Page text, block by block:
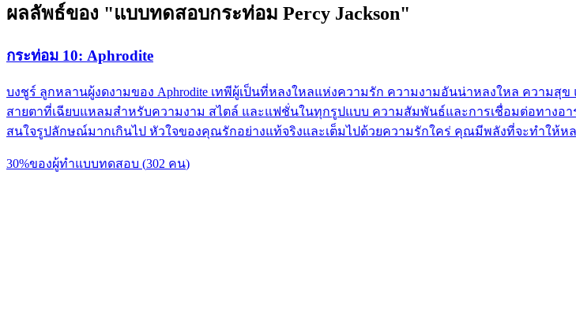
ผลลัพธ์ของ "แบบทดสอบกระท่อม Percy Jackson"
กระท่อม 10: Aphrodite
บงชูร์ ลูกหลานผู้งดงามของ Aphrodite เทพีผู้เป็นที่หลงใหลแห่งความรัก ความงามอันน่าหลงใหล ความ
สายตาที่เฉียบแหลมสำหรับความงาม สไตล์ และแฟชั่นในทุกรูปแบบ ความสัมพันธ์และการเชื่อมต่อทา
สนใจรูปลักษณ์มากเกินไป หัวใจของคุณรักอย่างแท้จริงและเต็มไปด้วยความรักใคร่ คุณมีพลังที่จะทำให้ห
30%ของผู้ทำแบบทดสอบ (302 คน)